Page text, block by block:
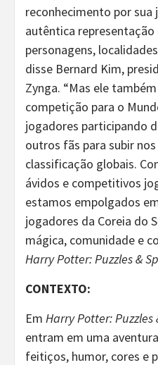
reconhecimento por
autêntica
personagens,
disse Bernard Kim,
Zynga. “Mas ele
competição para o
jogadores participando
outros fãs para subir
classificação globais.
ávidos e competitivos
estamos empolgados
jogadores da Coreia do
mágica, comunidade e
Harry Potter: Puzzles &
CONTEXTO:
Em Harry Potter: Puzzles
entram em uma
feitiços, humor, cores e